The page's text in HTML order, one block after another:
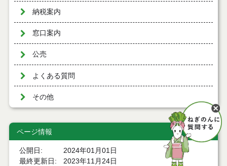
納税案内
窓口案内
公売
よくある質問
その他
ページ情報
公開日
2024年01月01日
最終更新日
2023年11月24日